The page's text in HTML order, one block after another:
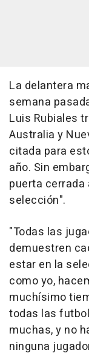
La delantera
semana
Luis Rubiales
Australia y
citada para
año. Sin
puerta cerrada
selección".
"Todas las
demuestren
estar en la
como yo,
muchísimo
todas las
muchas, y no
ninguna